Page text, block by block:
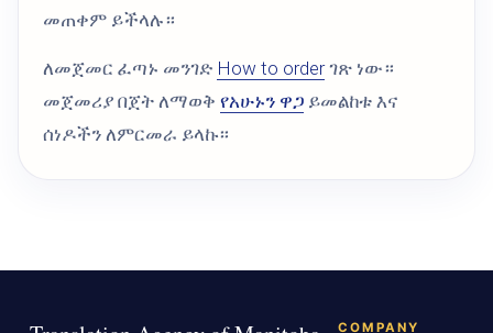
መጠቀም ይችላሉ።
ለመጀመር ፈጣኑ መንገድ How to orderገጽ ነው።
መጀመሪያ በጀት ለማወቅ የአሁኑን ዋጋ ይመልከቱ እና
ሰነዶችን ለምርመራ ይላኩ።
COMPANY